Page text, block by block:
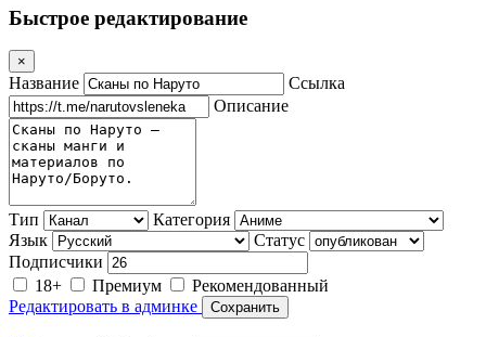
Быстрое редактирование
×
Название
Ссылка
Описание
Тип
Категория
Язык
Статус
Подписчики
18+
Премиум
Рекомендованный
Редактировать в админке
Сохранить